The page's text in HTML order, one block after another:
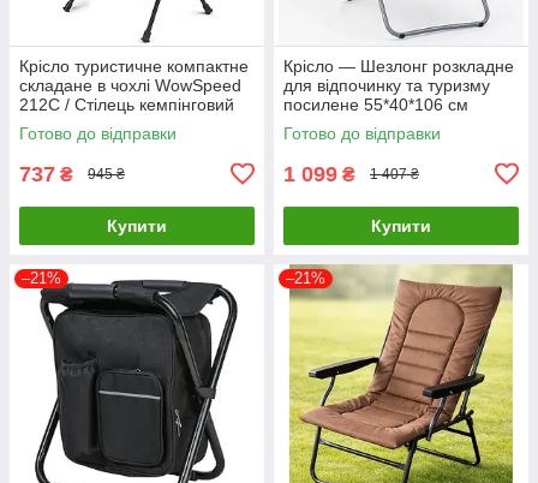
Крісло туристичне компактне
складане в чохлі WowSpeed
212C / Стілець кемпінговий
Готово до відправки
737 ₴ 945 ₴
Купити
Крісло — Шезлонг розкладне
для відпочинку та туризму
посилене 55*40*106 см
Стілець туристичний
складаний Еко
Готово до відправки
1 099 ₴ 1 407 ₴
Купити
–21% –21%